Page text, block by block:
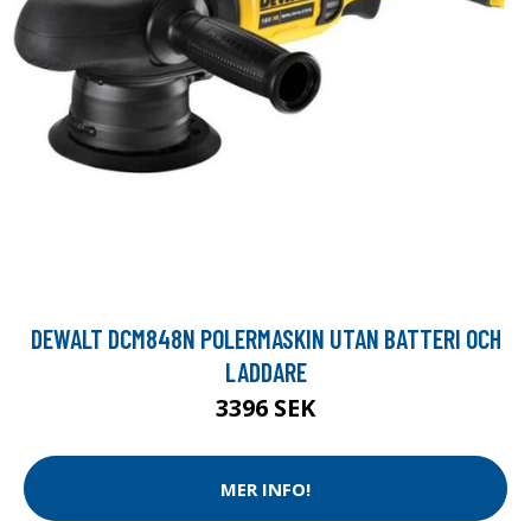
DEWALT DCM848N POLERMASKIN UTAN BATTERI OCH
LADDARE
3396 SEK
MER INFO!